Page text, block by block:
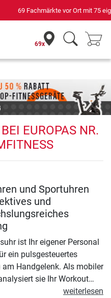
Servicetechnikern
69x
EUROPAS NR.
und Sportuhren
und
ist Ihr eigener Personal
ein pulsgesteuertes
am Handgelenk. Als mobiler
sie Ihr Workout
alltägliche Bewegung. So
weiterlesen